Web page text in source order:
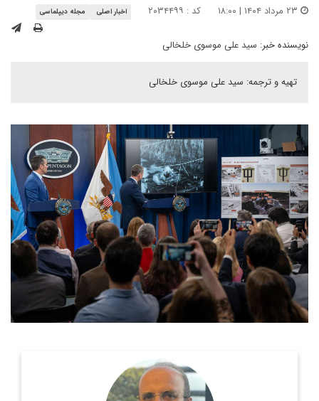
کد : ۲۰۳۴۴۹۹ اخبار اصلی مجله دیپلماسی
نویسنده خبر: سید علی موسوی خلخالی
تهیه و ترجمه: سید علی موسوی خلخالی
روزنامه نگار، نویسنده، مترجم و سردبیر دیپلماسی ایرانی.